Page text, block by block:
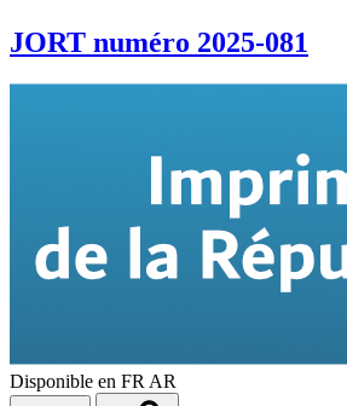
JORT numéro 2025-081
Disponible en FR AR